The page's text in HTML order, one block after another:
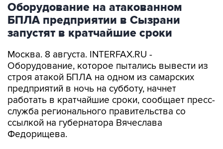
Оборудование на атакованном
БПЛА предприятии в Сызрани
запустят в кратчайшие сроки
Москва. 8 августа. INTERFAX.RU -
Оборудование, которое пытались вывести из
строя атакой БПЛА на одном из самарских
предприятий в ночь на субботу, начнет
работать в кратчайшие сроки, сообщает пресс-
служба регионального правительства со
ссылкой на губернатора Вячеслава
Федорищева.